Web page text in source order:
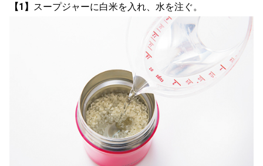
【1】 スープジャーに白米を入れ、水を注ぐ。